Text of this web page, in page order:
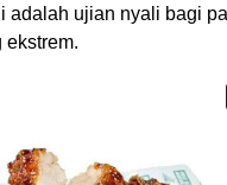
adalah ujian nyali bagi
ekstrem.